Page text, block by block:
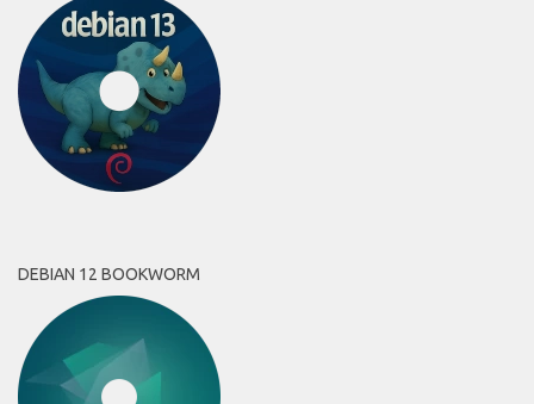
DEBIAN 12 BOOKWORM